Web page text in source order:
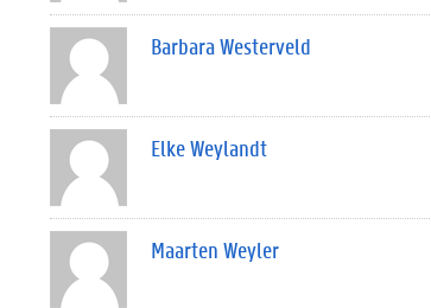
Barbara Westerveld
Elke Weylandt
Maarten Weyler